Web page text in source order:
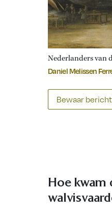
Nederlanders van
Daniel Melissen
Bewaar bericht
Hoe kwam